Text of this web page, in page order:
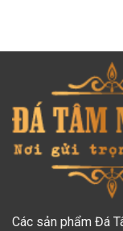
Các sản phẩm Đá